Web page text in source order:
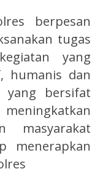
berpesan
tugas
yang
humanis dan
yang bersifat
masyarakat
menerapkan